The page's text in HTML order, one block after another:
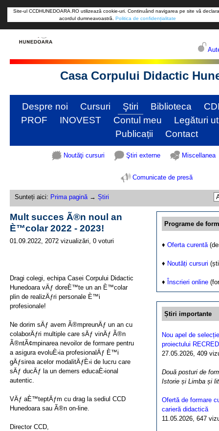
Site-ul CCDHUNEDOARA.RO utilizează cookie-uri. Continuând navigarea pe site vă
acordul dumneavoastră. Politica de confidențialitate
Casa Corpului Didactic
Despre noi Cursuri Ştiri Biblioteca
PROF
INOVEST Contul meu
Legături
Publicații
Contact
Noutăţi cursuri Ştiri externe Miscellanea
Comunicate de presă
Sunteți aici: Prima pagină→ Știri
Programe de
♦ Oferta curentă
♦ Noutăți cursuri
♦ Înscrieri online
Știri importante
Nou apel de
proiectului RECRED
27.05.2026, 409
Două posturi de
Istorie și Limba și
Ofertă de formare
carieră didactică
11.05.2026, 647
Mult succes Ã®n noul an
È™colar 2022 - 2023!
01.09.2022, 2072 vizualizări, 0 voturi
Dragi colegi, echipa Casei Corpului Didactic
Hunedoara vÄƒ doreÈ™te un an È™colar
plin de realizÄƒri personale È™i
profesionale!
Ne dorim sÄƒ avem Ã®mpreunÄƒ un an cu
colaborÄƒri multiple care sÄƒ vinÄƒ Ã®n
Ã®ntÃ¢mpinarea nevoilor de formare pentru
a asigura evoluÈ›ia profesionalÄƒ È™i
gÄƒsirea acelor modalitÄƒÈ›i de lucru care
sÄƒ ducÄƒ la un demers educaÈ›ional
autentic.
VÄƒ aÈ™teptÄƒm cu drag la sediul CCD
Hunedoara sau Ã®n on-line.
Director CCD,